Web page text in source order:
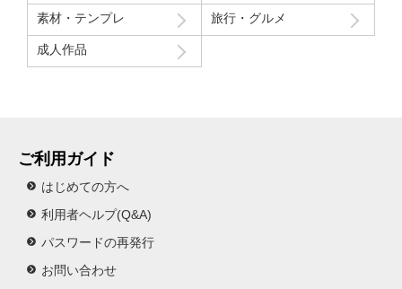
素材・テンプレ 旅行・グルメ
成人作品
ご利用ガイド
はじめての方へ
利用者ヘルプ(Q&A)
パスワードの再発行
お問い合わせ